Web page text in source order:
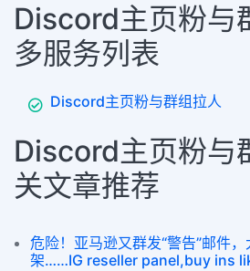
Discord主页粉与
多服务列表
Discord主页粉与群组拉人
Discord主页粉与
关文章推荐
危险！亚马逊又群发“警告”邮件
架……IG reseller panel,buy ins